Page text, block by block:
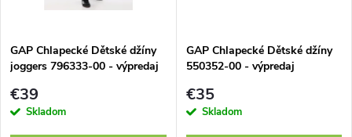
v
v
GAP Chlapecké Dětské džíny
joggers 796333-00 - výpredaj
€39
Skladom
GAP Chlapecké Dětské džíny
550352-00 - výpredaj
€35
Skladom